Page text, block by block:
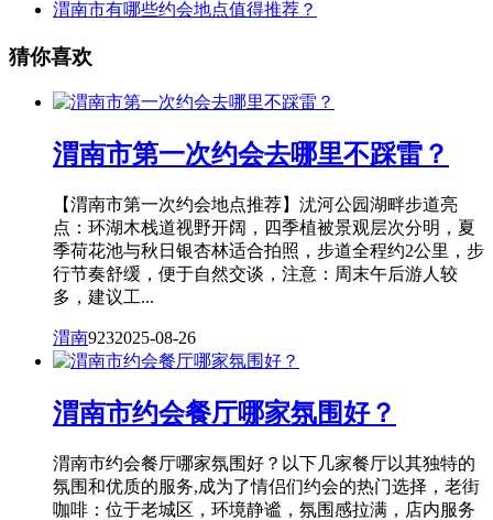
渭南市有哪些约会地点值得推荐？
猜你喜欢
渭南市第一次约会去哪里不踩雷？
【渭南市第一次约会地点推荐】沋河公园湖畔步道亮
点：环湖木栈道视野开阔，四季植被景观层次分明，夏
季荷花池与秋日银杏林适合拍照，步道全程约2公里，步
行节奏舒缓，便于自然交谈，注意：周末午后游人较
多，建议工...
渭南9232025-08-26
渭南市约会餐厅哪家氛围好？
渭南市约会餐厅哪家氛围好？以下几家餐厅以其独特的
氛围和优质的服务,成为了情侣们约会的热门选择，老街
咖啡：位于老城区，环境静谧，氛围感拉满，店内服务